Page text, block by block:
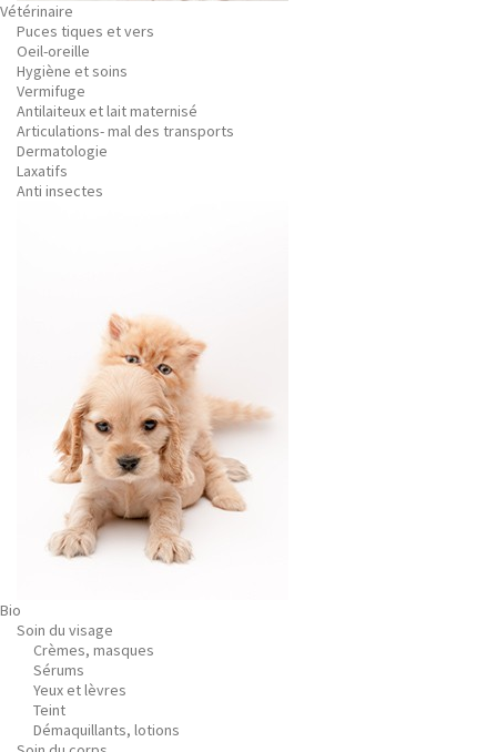
Vétérinaire
Puces tiques et vers
Oeil-oreille
Hygiène et soins
Vermifuge
Antilaiteux et lait maternisé
Articulations- mal des transports
Dermatologie
Laxatifs
Anti insectes
Bio
Soin du visage
Crèmes, masques
Sérums
Yeux et lèvres
Teint
Démaquillants, lotions